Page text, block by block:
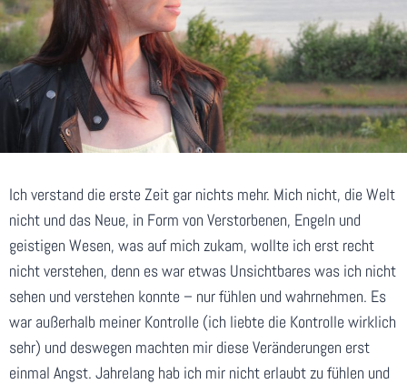
Ich verstand die erste Zeit gar nichts mehr. Mich nicht, die Welt
nicht und das Neue, in Form von Verstorbenen, Engeln und
geistigen Wesen, was auf mich zukam, wollte ich erst recht
nicht verstehen, denn es war etwas Unsichtbares was ich nicht
sehen und verstehen konnte – nur fühlen und wahrnehmen. Es
war außerhalb meiner Kontrolle (ich liebte die Kontrolle wirklich
sehr) und deswegen machten mir diese Veränderungen erst
einmal Angst. Jahrelang hab ich mir nicht erlaubt zu fühlen und